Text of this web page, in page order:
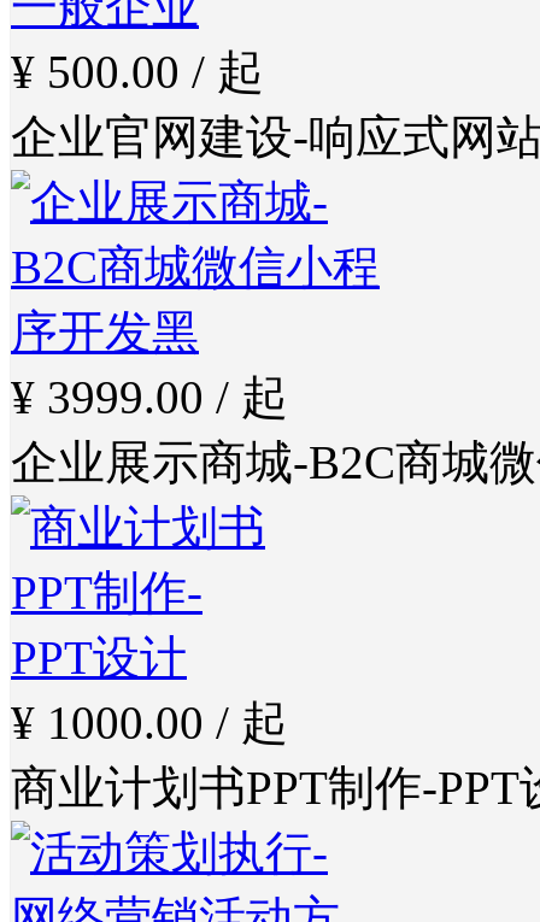
¥ 500.00 / 起
企业官网建设-响应式网
¥ 3999.00 / 起
企业展示商城-B2C商城
¥ 1000.00 / 起
商业计划书PPT制作-PPT